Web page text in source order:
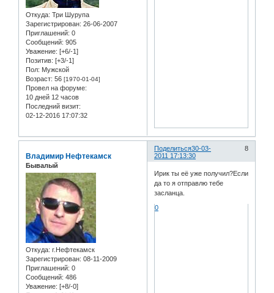
Откуда: Три Шурупа
Зарегистрирован: 26-06-2007
Приглашений: 0
Сообщений: 905
Уважение: [+6/-1]
Позитив: [+3/-1]
Пол: Мужской
Возраст: 56 [1970-01-04]
Провел на форуме:
10 дней 12 часов
Последний визит:
02-12-2016 17:07:32
Поделиться 8
30-03-
2011 17:13:30
Владимир Нефтекамск
Бывалый
Откуда: г.Нефтекамск
Зарегистрирован: 08-11-2009
Приглашений: 0
Сообщений: 486
Уважение: [+8/-0]
Ирик ты её уже получил?Если
да то я отправлю тебе
засланца.
0